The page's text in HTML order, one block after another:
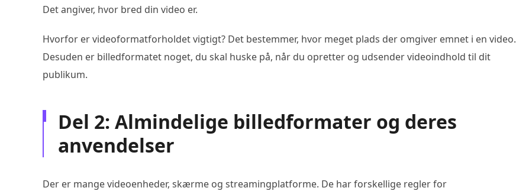
Det angiver, hvor bred din video er.
Hvorfor er videoformatforholdet vigtigt? Det bestemmer, hvor meget plads der omgiver emnet i en video.
Desuden er billedformatet noget, du skal huske på, når du opretter og udsender videoindhold til dit
publikum.
Del 2: Almindelige billedformater og deres
anvendelser
Der er mange videoenheder, skærme og streamingplatforme. De har forskellige regler for